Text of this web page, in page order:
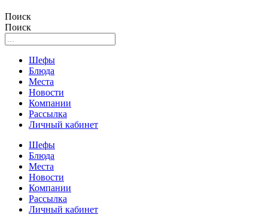
Поиск
Поиск
Шефы
Блюда
Места
Новости
Компании
Рассылка
Личный кабинет
Шефы
Блюда
Места
Новости
Компании
Рассылка
Личный кабинет